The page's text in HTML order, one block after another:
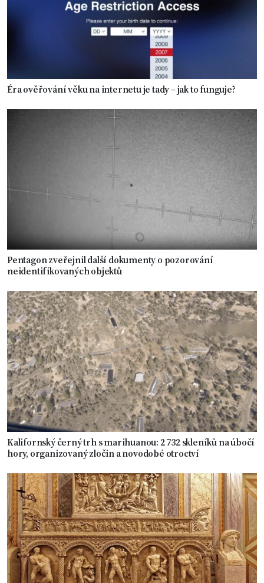
Éra ověřování věku na internetu je tady – jak to funguje?
Pentagon zveřejnil další dokumenty o pozorování
neidentifikovaných objektů
Kalifornský černý trh s marihuanou: 2 732 skleníků na úbočí
hory, organizovaný zločin a novodobé otroctví